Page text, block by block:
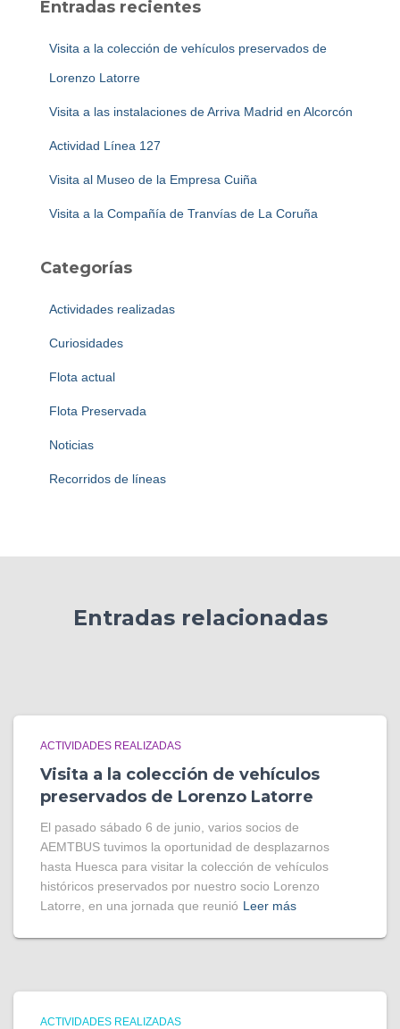
rEntradas recientes
Visita a la colección de vehículos preservados de
Lorenzo Latorre
Visita a las instalaciones de Arriva Madrid en Alcorcón
Actividad Línea 127
Visita al Museo de la Empresa Cuiña
Visita a la Compañía de Tranvías de La Coruña
Categorías
Actividades realizadas
Curiosidades
Flota actual
Flota Preservada
Noticias
Recorridos de líneas
Entradas relacionadas
ACTIVIDADES REALIZADAS
Visita a la colección de vehículos
preservados de Lorenzo Latorre
El pasado sábado 6 de junio, varios socios de
AEMTBUS tuvimos la oportunidad de desplazarnos
hasta Huesca para visitar la colección de vehículos
históricos preservados por nuestro socio Lorenzo
Latorre, en una jornada que reunió Leer más
ACTIVIDADES REALIZADAS